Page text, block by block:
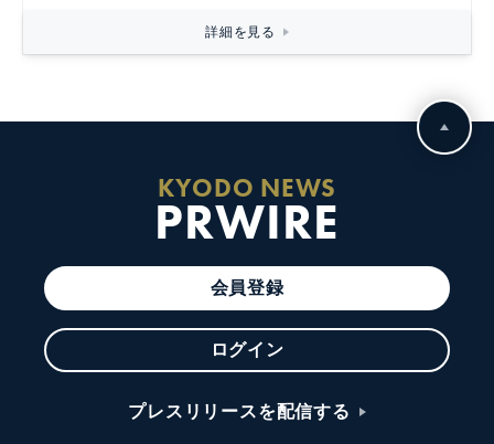
詳細を見る
KYODO NEWS
PRWIRE
会員登録
ログイン
プレスリリースを配信する